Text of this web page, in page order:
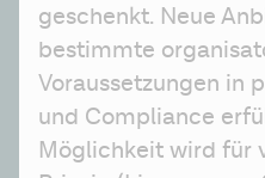
geschenkt. Neue
bestimmte
Voraussetzungen in
und Compliance
Möglichkeit wird für